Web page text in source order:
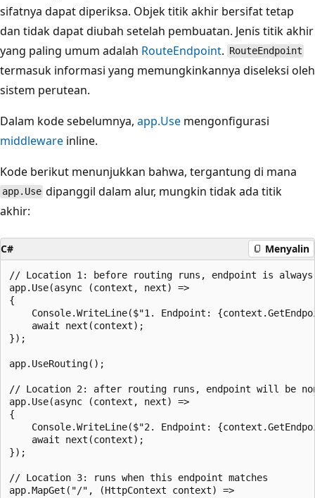
sifatnya dapat diperiksa. Objek titik akhir bersifat tetap
dan tidak dapat diubah setelah pembuatan. Jenis titik akhir
yang paling umum adalah RouteEndpoint. RouteEndpoint
termasuk informasi yang memungkinkannya diseleksi oleh
sistem perutean.
Dalam kode sebelumnya, app.Use mengonfigurasi
middleware inline.
Kode berikut menunjukkan bahwa, tergantung di mana
app.Use dipanggil dalam alur, mungkin tidak ada titik
akhir:
C# Menyalin
// Location 1: before routing runs, endpoint is
app.Use(async (context, next) =>
{
Console.WriteLine($"1. Endpoint:
    await next(context);
});
app.UseRouting();
// Location 2: after routing runs, endpoint will be
app.Use(async (context, next) =>
{
Console.WriteLine($"2. Endpoint:
    await next(context);
});
// Location 3: runs when this endpoint matches
app.MapGet("/", (HttpContext context) =>